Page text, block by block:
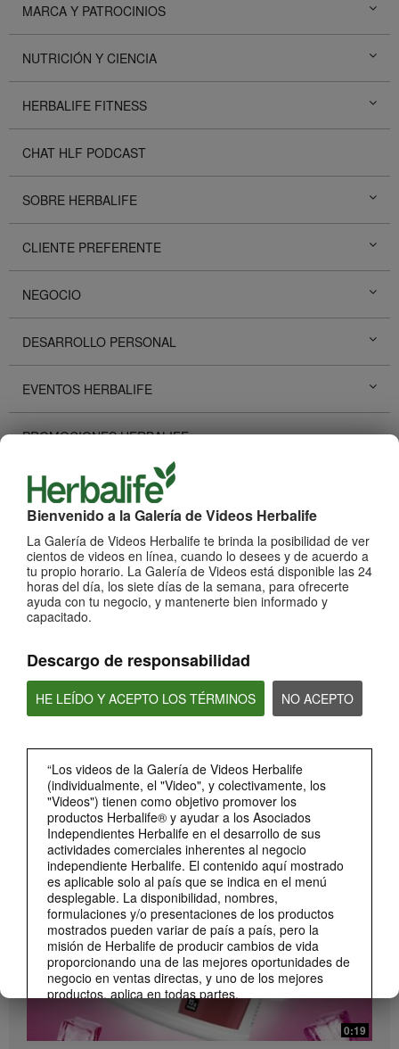
Bienvenido a la Galería de Videos Herbalife
La Galería de Videos Herbalife te brinda la posibilidad de ver
cientos de videos en línea, cuando lo desees y de acuerdo a
tu propio horario. La Galería de Videos está disponible las 24
horas del día, los siete días de la semana, para ofrecerte
ayuda con tu negocio, y mantenerte bien informado y
capacitado.
Descargo de responsabilidad
HE LEÍDO Y ACEPTO LOS TÉRMINOS NO ACEPTO
“Los videos de la Galería de Videos Herbalife
(individualmente, el "Video", y colectivamente, los
"Videos") tienen como objetivo promover los
productos Herbalife® y ayudar a los Asociados
Independientes Herbalife en el desarrollo de sus
actividades comerciales inherentes al negocio
independiente Herbalife. El contenido aquí mostrado
es aplicable solo al país que se indica en el menú
desplegable. La disponibilidad, nombres,
formulaciones y/o presentaciones de los productos
mostrados pueden variar de país a país, pero la
misión de Herbalife de producir cambios de vida
proporcionando una de las mejores oportunidades de
negocio en ventas directas, y uno de los mejores
productos, aplica en todas partes.
Los Videos podrían incluir las experiencias del
volumen de ventas acumulado, o reseñas de
MARCA Y PATROCINIOS
NUTRICIÓN Y CIENCIA
HERBALIFE FITNESS
CHAT HLF PODCAST
SOBRE HERBALIFE
CLIENTE PREFERENTE
NEGOCIO
DESARROLLO PERSONAL
EVENTOS HERBALIFE
PROMOCIONES HERBALIFE
HISTORIAS DE ÉXITO
PRODUCTOS Ver Todos
Lanzamiento Beverage Mix Distribuidores
Conoce el Beverage Mix y sus beneficios (DS)
0:19